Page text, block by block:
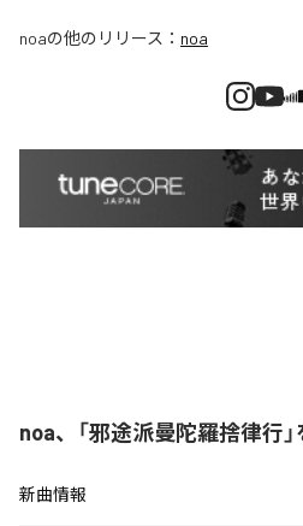
noaの他のリリース： noa
noa、「邪途派曼陀羅捨律行
新曲情報